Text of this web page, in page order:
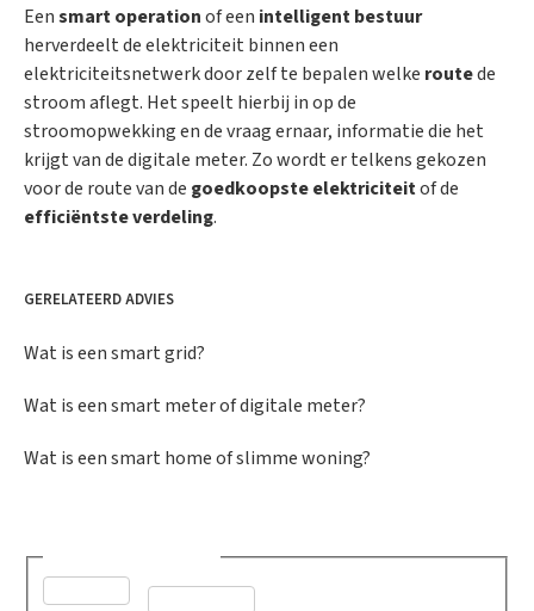
Eensmart operationof een intelligent bestuur
herverdeelt de elektriciteit binnen een
elektriciteitsnetwerk door zelf te bepalen welke routede
stroom aflegt. Het speelt hierbij in op de
stroomopwekking en de vraag ernaar, informatie die het
krijgt van de digitale meter. Zo wordt er telkens gekozen
voor de route van de goedkoopste elektriciteitof de
efficiëntste verdeling.
GERELATEERD ADVIES
Wat is een smart grid?
Wat is een smart meter of digitale meter?
Wat is een smart home of slimme woning?